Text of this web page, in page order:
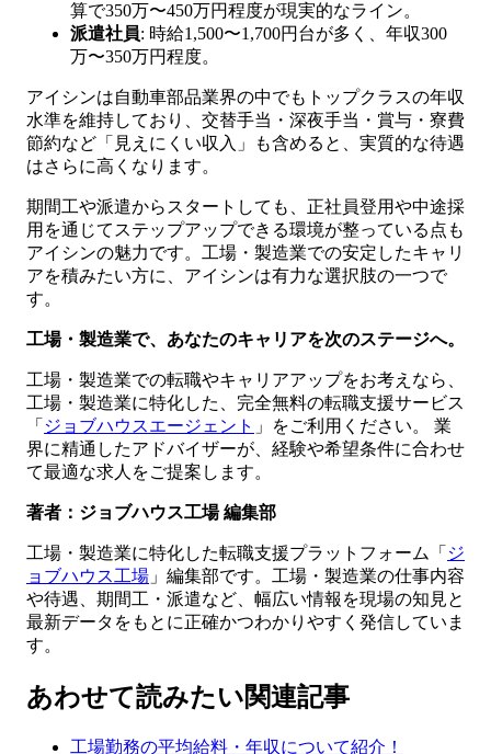
算で350万〜450万円程度が現実的なライン。
派遣社員: 時給1,500〜1,700円台が多く、年収300
万〜350万円程度。
アイシンは自動車部品業界の中でもトップクラスの年収
水準を維持しており、交替手当・深夜手当・賞与・寮費
節約など「見えにくい収入」も含めると、実質的な待遇
はさらに高くなります。
期間工や派遣からスタートしても、正社員登用や中途採
用を通じてステップアップできる環境が整っている点も
アイシンの魅力です。工場・製造業での安定したキャリ
アを積みたい方に、アイシンは有力な選択肢の一つで
す。
工場・製造業で、あなたのキャリアを次のステージへ。
工場・製造業での転職やキャリアアップをお考えなら、
工場・製造業に特化した、完全無料の転職支援サービス
「 ジョブハウスエージェント 」をご利用ください。 業
界に精通したアドバイザーが、経験や希望条件に合わせ
て最適な求人をご提案します。
著者：ジョブハウス工場 編集部
工場・製造業に特化した転職支援プラットフォーム「 ジ
ョブハウス工場 」編集部です。工場・製造業の仕事内容
や待遇、期間工・派遣など、幅広い情報を現場の知見と
最新データをもとに正確かつわかりやすく発信していま
す。
あわせて読みたい関連記事
工場勤務の平均給料・年収について紹介！